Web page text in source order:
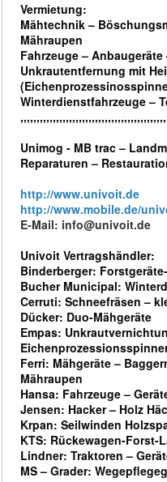
Vermietung:
Mähtechnik –
Mähraupen
Fahrzeuge –
Unkrautentfernung mit
Winterdienstfahrzeuge –
Unimog - MB trac –
Reparaturen –
http://www.univoit.de
http://www.mobile.de/
E-Mail: info@univoit.de
Univoit Vertragshändler:
Binderberger:
Bucher Municipal:
Cerruti: Schneefräsen –
Dücker: Duo-Mähgeräte
Empas:
Ferri: Mähgeräte –
Mähraupen
Hansa: Fahrzeuge –
Jensen: Hacker – Holz
Krpan: Seilwinden
KTS: Rückewagen-Forst-
Lindner: Traktoren –
MS – Grader: